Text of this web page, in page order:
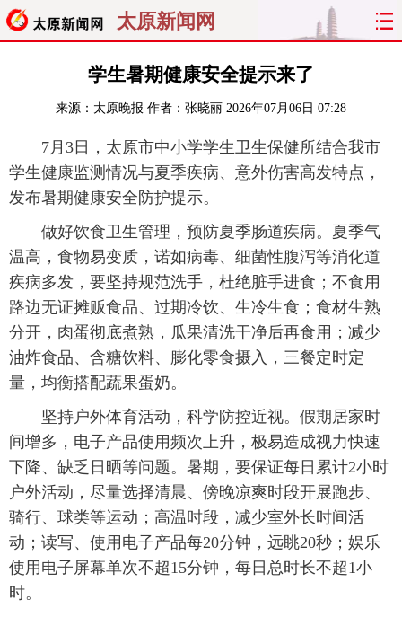
太原新闻网
聚焦 太原
经济 关注 文明 出行
纵横 曝光 综合 专题
旅游 理财
看天下 晋月读 最太原 网罗民生
太原日报 太原晚报 热评
学生暑期健康安全提示来了
来源： 太原晚报 作者：张晓丽 2026年07月06日 07:28
7月3日，太原市中小学学生卫生保健所结合我市
学生健康监测情况与夏季疾病、意外伤害高发特点，
发布暑期健康安全防护提示。
做好饮食卫生管理，预防夏季肠道疾病。夏季气
温高，食物易变质，诺如病毒、细菌性腹泻等消化道
疾病多发，要坚持规范洗手，杜绝脏手进食；不食用
路边无证摊贩食品、过期冷饮、生冷生食；食材生熟
分开，肉蛋彻底煮熟，瓜果清洗干净后再食用；减少
油炸食品、含糖饮料、膨化零食摄入，三餐定时定
量，均衡搭配蔬果蛋奶。
坚持户外体育活动，科学防控近视。假期居家时
间增多，电子产品使用频次上升，极易造成视力快速
下降、缺乏日晒等问题。暑期，要保证每日累计2小时
户外活动，尽量选择清晨、傍晚凉爽时段开展跑步、
骑行、球类等运动；高温时段，减少室外长时间活
动；读写、使用电子产品每20分钟，远眺20秒；娱乐
使用电子屏幕单次不超15分钟，每日总时长不超1小
时。